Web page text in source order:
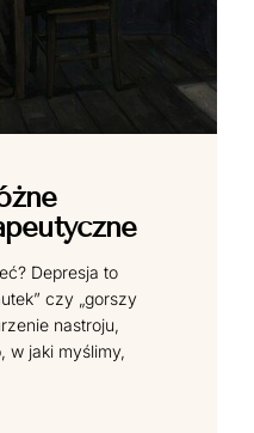
Depresja to
czy „gorszy
nastroju,
w jaki myślimy,